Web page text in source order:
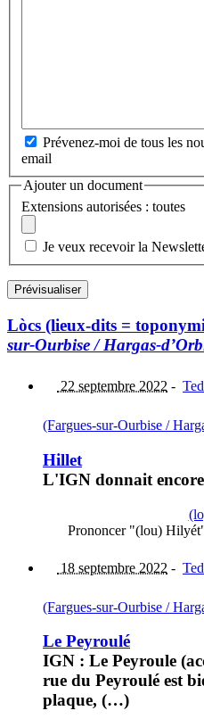
Prévenez-moi de tous les
email
Ajouter un document
Extensions autorisées : toutes
Je veux recevoir la
Lòcs (lieux-dits =
sur-Ourbise / Hargas-
22 septembre 2022 -
(Fargues-sur-Ourbise /
Hillet
L'IGN donnait
Prononcer "(lou)
18 septembre 2022 -
(Fargues-sur-Ourbise /
Le Peyroulé
IGN : Le Peyroule
rue du Peyroulé est
plaque, (…)